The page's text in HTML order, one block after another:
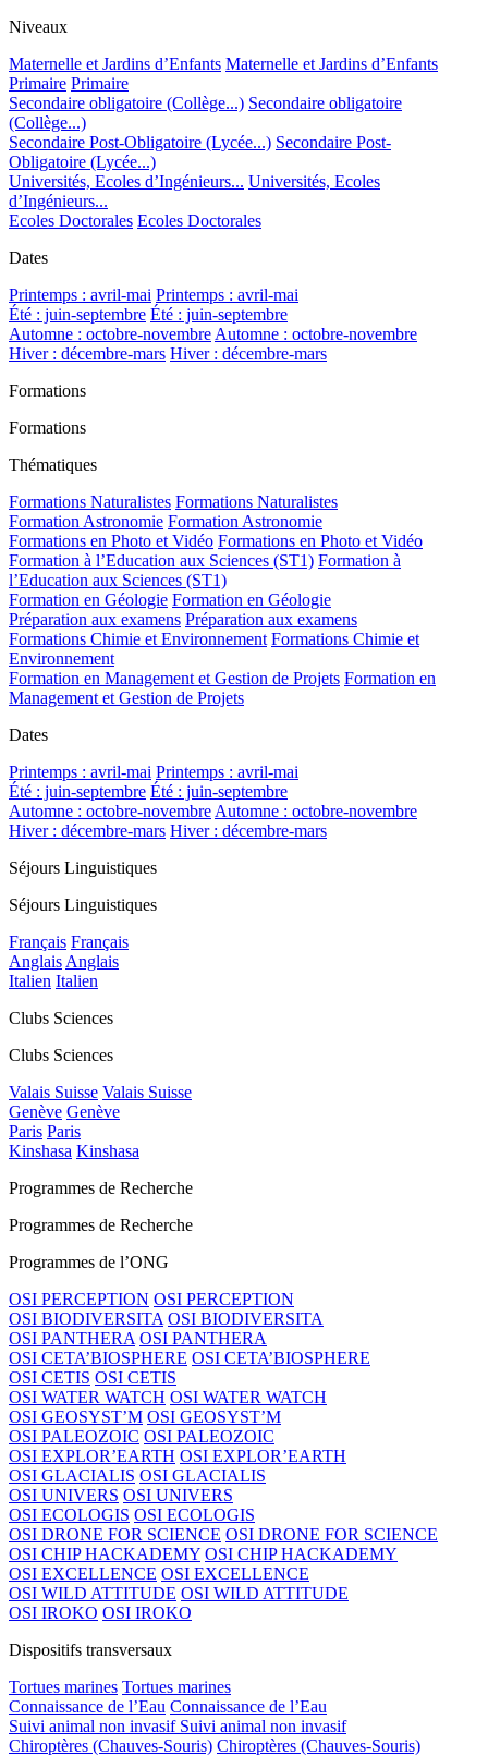
Niveaux
Maternelle et Jardins d’Enfants Maternelle et Jardins d’Enfants
Primaire Primaire
Secondaire obligatoire (Collège...) Secondaire obligatoire
(Collège...)
Secondaire Post-Obligatoire (Lycée...) Secondaire Post-
Obligatoire (Lycée...)
Universités, Ecoles d’Ingénieurs... Universités, Ecoles
d’Ingénieurs...
Ecoles Doctorales Ecoles Doctorales
Dates
Printemps : avril-mai Printemps : avril-mai
Été : juin-septembre Été : juin-septembre
Automne : octobre-novembre Automne : octobre-novembre
Hiver : décembre-mars Hiver : décembre-mars
Formations
Formations
Thématiques
Formations Naturalistes Formations Naturalistes
Formation Astronomie Formation Astronomie
Formations en Photo et Vidéo Formations en Photo et Vidéo
Formation à l’Education aux Sciences (ST1) Formation à
l’Education aux Sciences (ST1)
Formation en Géologie Formation en Géologie
Préparation aux examens Préparation aux examens
Formations Chimie et Environnement Formations Chimie et
Environnement
Formation en Management et Gestion de Projets Formation en
Management et Gestion de Projets
Dates
Printemps : avril-mai Printemps : avril-mai
Été : juin-septembre Été : juin-septembre
Automne : octobre-novembre Automne : octobre-novembre
Hiver : décembre-mars Hiver : décembre-mars
Séjours Linguistiques
Séjours Linguistiques
Français Français
Anglais Anglais
Italien Italien
Clubs Sciences
Clubs Sciences
Valais Suisse Valais Suisse
Genève Genève
Paris Paris
Kinshasa Kinshasa
Programmes de Recherche
Programmes de Recherche
Programmes de l’ONG
OSI PERCEPTION OSI PERCEPTION
OSI BIODIVERSITA OSI BIODIVERSITA
OSI PANTHERA OSI PANTHERA
OSI CETA’BIOSPHERE OSI CETA’BIOSPHERE
OSI CETIS OSI CETIS
OSI WATER WATCH OSI WATER WATCH
OSI GEOSYST’M OSI GEOSYST’M
OSI PALEOZOIC OSI PALEOZOIC
OSI EXPLOR’EARTH OSI EXPLOR’EARTH
OSI GLACIALIS OSI GLACIALIS
OSI UNIVERS OSI UNIVERS
OSI ECOLOGIS OSI ECOLOGIS
OSI DRONE FOR SCIENCE OSI DRONE FOR SCIENCE
OSI CHIP HACKADEMY OSI CHIP HACKADEMY
OSI EXCELLENCE OSI EXCELLENCE
OSI WILD ATTITUDE OSI WILD ATTITUDE
OSI IROKO OSI IROKO
Dispositifs transversaux
Tortues marines Tortues marines
Connaissance de l’Eau Connaissance de l’Eau
Suivi animal non invasif Suivi animal non invasif
Chiroptères (Chauves-Souris) Chiroptères (Chauves-Souris)